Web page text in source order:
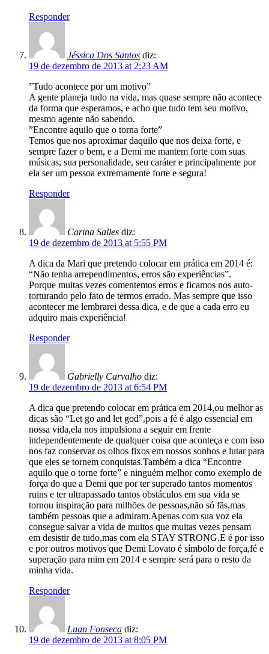
Responder
Jéssica Dos Santos diz:
19 de dezembro de 2013 at 2:23 AM
”Tudo acontece por um motivo”
A gente planeja tudo na vida, mas quase sempre não acontece
da forma que esperamos, e acho que tudo tem seu motivo,
mesmo agente não sabendo.
”Encontre aquilo que o torna forte”
Temos que nos aproximar daquilo que nos deixa forte, e
sempre fazer o bem, e a Demi me mantem forte com suas
músicas, sua personalidade, seu caráter e principalmente por
ela ser um pessoa extremamente forte e segura!
Responder
Carina Salles diz:
19 de dezembro de 2013 at 5:55 PM
A dica da Mari que pretendo colocar em prática em 2014 é:
“Não tenha arrependimentos, erros são experiências”.
Porque muitas vezes comentemos erros e ficamos nos auto-
torturando pelo fato de termos errado. Mas sempre que isso
acontecer me lembrarei dessa dica, e de que a cada erro eu
adquiro mais experiência!
Responder
Gabrielly Carvalho diz:
19 de dezembro de 2013 at 6:54 PM
A dica que pretendo colocar em prática em 2014,ou melhor as
dicas são “Let go and let god”,pois a fé é algo essencial em
nossa vida,ela nos impulsiona a seguir em frente
independentemente de qualquer coisa que aconteça e com isso
nos faz conservar os olhos fixos em nossos sonhos e lutar para
que eles se tornem conquistas.Também a dica “Encontre
aquilo que o torne forte” e ninguém melhor como exemplo de
força do que a Demi que por ter superado tantos momentos
ruins e ter ultrapassado tantos obstáculos em sua vida se
tornou inspiração para milhões de pessoas,não só fãs,mas
também pessoas que a admiram.Apenas com sua voz ela
consegue salvar a vida de muitos que muitas vezes pensam
em desistir de tudo,mas com ela STAY STRONG.E é por isso
e por outros motivos que Demi Lovato é símbolo de força,fé e
superação para mim em 2014 e sempre será para o resto da
minha vida.
Responder
Luan Fonseca diz:
19 de dezembro de 2013 at 8:05 PM